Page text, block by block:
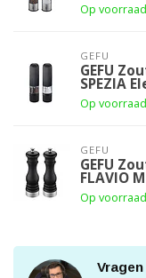
Op voorraad
GEFU
GEFU
SPEZIA
Op voorraad
GEFU
GEFU
FLAVIO M
Op voorraad